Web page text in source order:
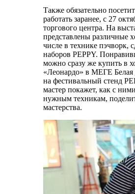
Также обязательно
работать заранее, с 27
торгового центра. На
представлены различные
числе в технике пэчворк,
наборов PEPPY.
можно сразу же купить в
«Леонардо» в МЕГЕ
на фестивальный стенд
мастер покажет, как с
нужным техникам,
мастерства.